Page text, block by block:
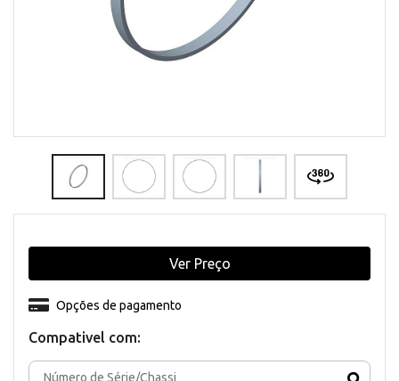
Compativel com:
Opções de pagamento
Ver Preço